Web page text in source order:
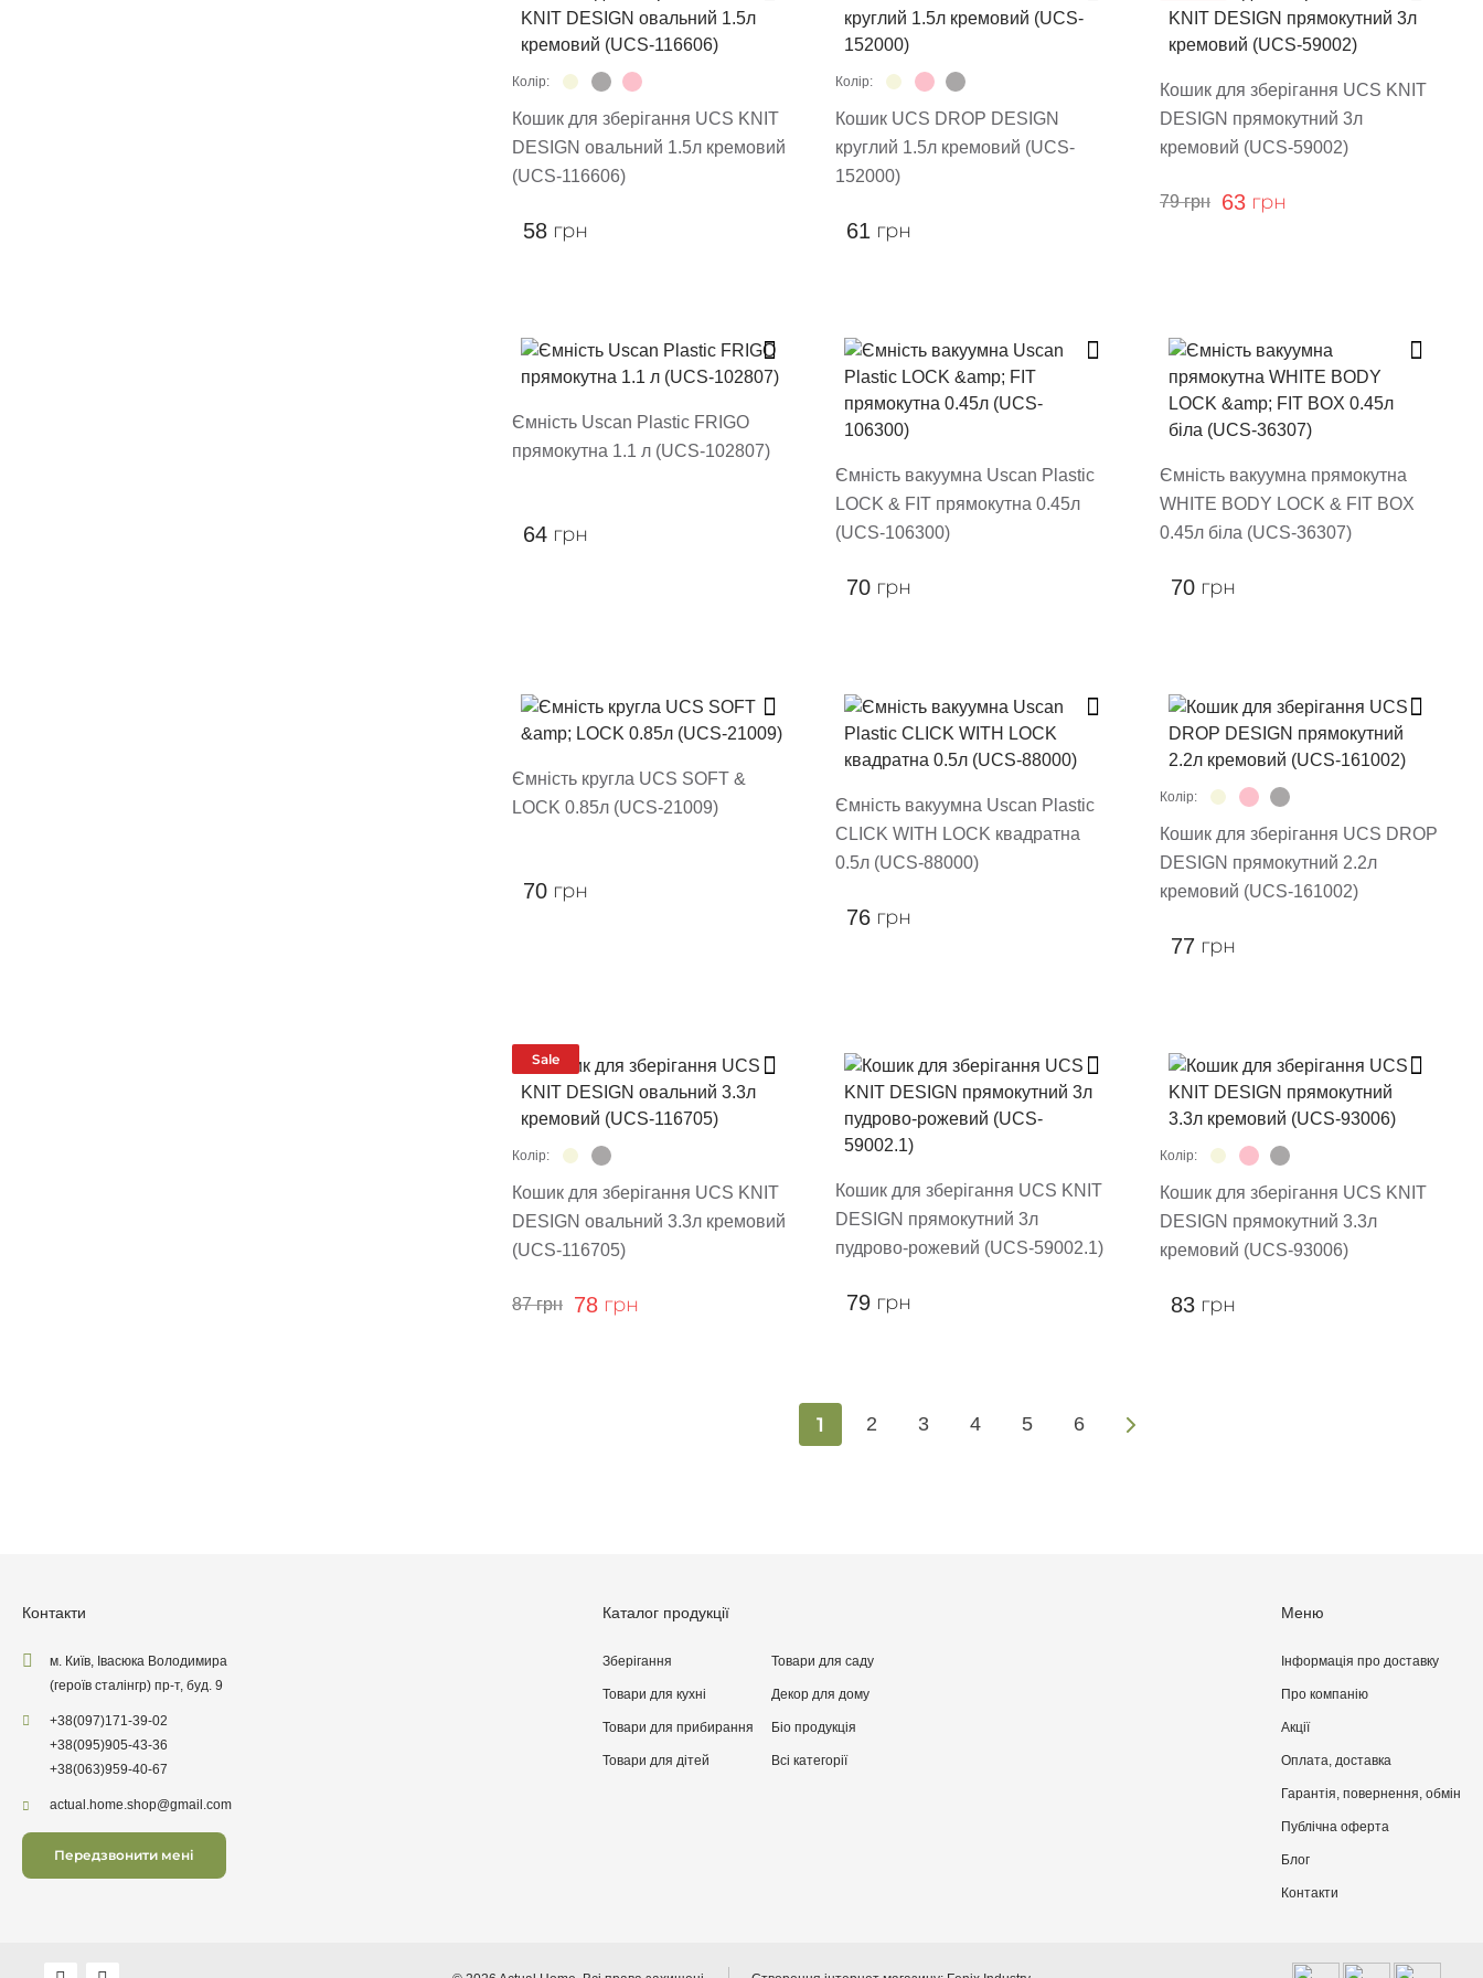
Колір:
Кошик для зберігання UCS KNIT
DESIGN овальний 1.5л кремовий
(UCS-116606)
58 грн
Колір:
Кошик UCS DROP DESIGN
круглий 1.5л кремовий (UCS-
152000)
61 грн
Кошик для зберігання UCS KNIT
DESIGN прямокутний 3л
кремовий (UCS-59002)
79 грн 63 грн
Ємність Uscan Plastic FRIGO
прямокутна 1.1 л (UCS-102807)
64 грн
Ємність вакуумна Uscan Plastic
LOCK & FIT прямокутна 0.45л
(UCS-106300)
70 грн
Ємність вакуумна прямокутна
WHITE BODY LOCK & FIT BOX
0.45л біла (UCS-36307)
70 грн
Ємність кругла UCS SOFT &
LOCK 0.85л (UCS-21009)
70 грн
Ємність вакуумна Uscan Plastic
CLICK WITH LOCK квадратна
0.5л (UCS-88000)
76 грн
Колір:
Кошик для зберігання UCS DROP
DESIGN прямокутний 2.2л
кремовий (UCS-161002)
77 грн
Sale
Колір:
Кошик для зберігання UCS KNIT
DESIGN овальний 3.3л кремовий
(UCS-116705)
87 грн 78 грн
Кошик для зберігання UCS KNIT
DESIGN прямокутний 3л
пудрово-рожевий (UCS-59002.1)
79 грн
Колір:
Кошик для зберігання UCS KNIT
DESIGN прямокутний 3.3л
кремовий (UCS-93006)
83 грн
1 2 3 4 5 6
Контакти
м. Київ, Івасюка Володимира
(героїв сталінгр) пр-т, буд. 9
+38(097)171-39-02
+38(095)905-43-36
+38(063)959-40-67
actual.home.shop@gmail.com
Передзвонити мені
Каталог продукції
Зберігання
Товари для кухні
Товари для прибирання
Товари для дітей
Товари для саду
Декор для дому
Бiо продукція
Всі категорії
Меню
Інформація про доставку
Про компанiю
Акції
Оплата, доставка
Гарантія, повернення, обмін
Публічна оферта
Блог
Контакти